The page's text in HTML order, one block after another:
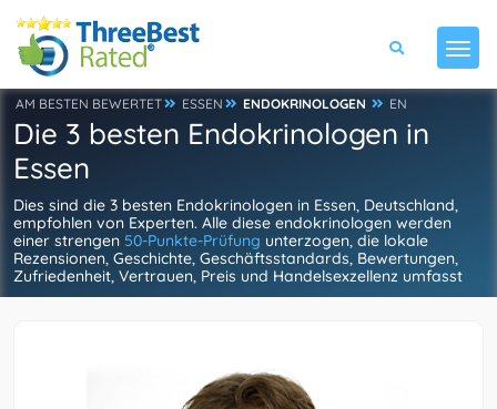
AM BESTEN BEWERTET ESSEN ENDOKRINOLOGEN EN
Die 3 besten Endokrinologen in
Essen
Dies sind die 3 besten Endokrinologen in Essen, Deutschland,
empfohlen von Experten. Alle diese endokrinologen werden
einer strengen 50-Punkte-Prüfung unterzogen, die lokale
Rezensionen, Geschichte, Geschäftsstandards, Bewertungen,
Zufriedenheit, Vertrauen, Preis und Handelsexzellenz umfasst